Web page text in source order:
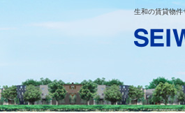
生和の賃貸物件